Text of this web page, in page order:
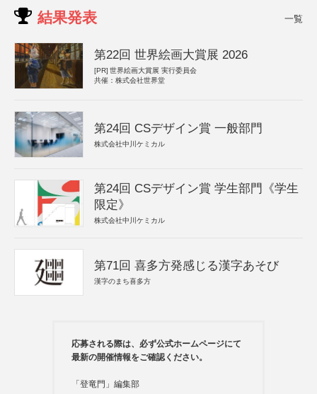
結果発表 一覧
第22回 世界絵画大賞展 2026
[PR] 世界絵画大賞展 実行委員会
共催：株式会社世界堂
第24回 CSデザイン賞 一般部門
株式会社中川ケミカル
第24回 CSデザイン賞 学生部門《学生
限定》
株式会社中川ケミカル
第71回 喜多方発感じる漢字あそび
漢字のまち喜多方
応募される際は、必ず公式ホームページにて
最新の開催情報をご確認ください。
「登竜門」編集部